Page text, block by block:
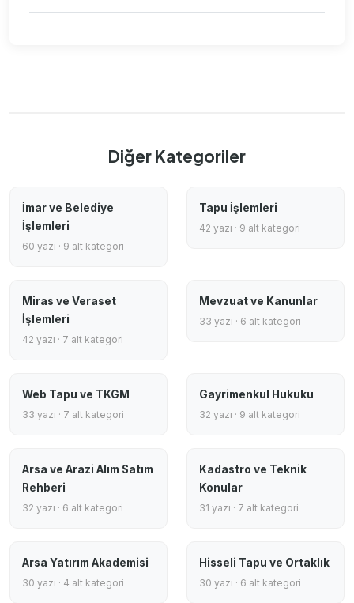
Diğer Kategoriler
İmar ve Belediye
İşlemleri
60 yazı · 9 alt kategori
Tapu İşlemleri
42 yazı · 9 alt kategori
Miras ve Veraset
İşlemleri
42 yazı · 7 alt kategori
Mevzuat ve Kanunlar
33 yazı · 6 alt kategori
Web Tapu ve TKGM
33 yazı · 7 alt kategori
Gayrimenkul Hukuku
32 yazı · 9 alt kategori
Arsa ve Arazi Alım Satım
Rehberi
32 yazı · 6 alt kategori
Kadastro ve Teknik
Konular
31 yazı · 7 alt kategori
Arsa Yatırım Akademisi
30 yazı · 4 alt kategori
Hisseli Tapu ve Ortaklık
30 yazı · 6 alt kategori